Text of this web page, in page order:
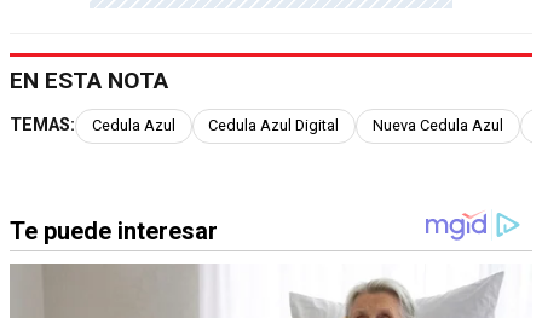
EN ESTA NOTA
TEMAS: Cedula Azul Cedula Azul Digital Nueva Cedula Azul